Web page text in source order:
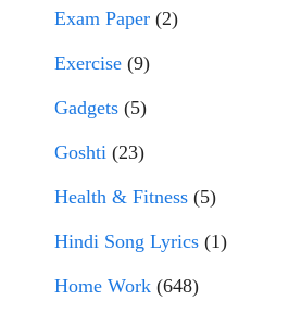
Exam Paper (2)
Exercise (9)
Gadgets (5)
Goshti (23)
Health & Fitness (5)
Hindi Song Lyrics (1)
Home Work (648)